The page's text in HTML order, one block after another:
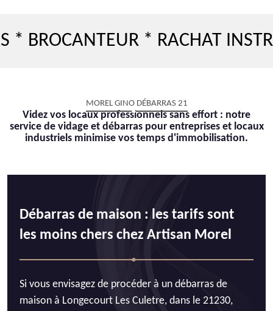
* RACHAT
MOREL GINO DÉBARRAS 21
Videz vos locaux professionnels sans effort : notre
service de vidage et débarras pour entreprises et locaux
industriels minimise vos temps d'immobilisation.
Débarras de maison : les tarifs sont
les moins chers chez Artisan Morel
Si vous envisagez de procéder à un débarras de
maison à Longecourt Les Culetre, dans le 21230,